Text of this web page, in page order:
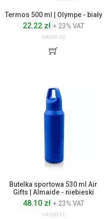
Termos 500 ml | Olympe - biały
22.22 zł + 23% VAT
VA931-02
Butelka sportowa 530 ml Air
Gifts | Almaide - niebieski
48.10 zł + 23% VAT
VA930-11